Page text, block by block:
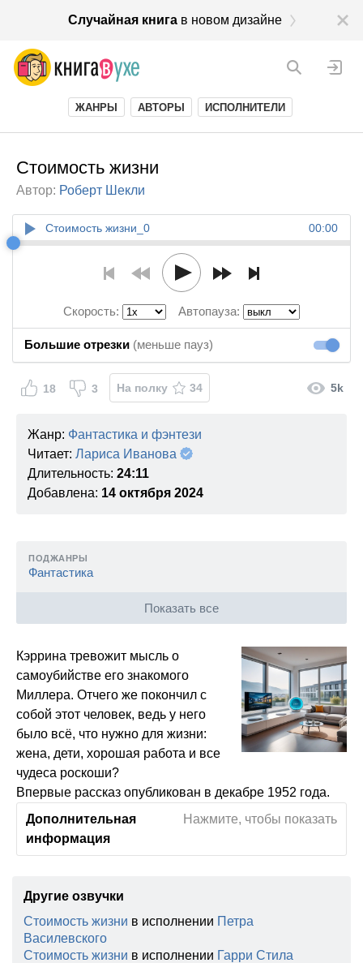
Случайная книгав новом дизайне
ЖАНРЫ АВТОРЫ ИСПОЛНИТЕЛИ
Стоимость жизни
Автор: Роберт Шекли
00:00
Стоимость жизни_0
Скорость: Автопауза:
Большие отрезки (меньше пауз)
18 3 На полку 34 5k
Жанр: Фантастика и фэнтези
Читает: Лариса Иванова
Длительность: 24:11
Добавлена: 14 октября 2024
ПОДЖАНРЫ
Фантастика
Показать все
Кэррина тревожит мысль о
самоубийстве его знакомого
Миллера. Отчего же покончил с
собой этот человек, ведь у него
было всё, что нужно для жизни:
жена, дети, хорошая работа и все
чудеса роскоши?
Впервые рассказ опубликован в декабре 1952 года.
Нажмите, чтобы показать
Дополнительная
информация
Другие озвучки
Стоимость жизни в исполнении Петра
Василевского
Стоимость жизни в исполнении Гарри Стила